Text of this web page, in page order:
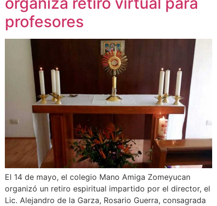
profesores
El 14 de mayo, el colegio Mano Amiga Zomeyucan
organizó un retiro espiritual impartido por el director, el
Lic. Alejandro de la Garza, Rosario Guerra, consagrada